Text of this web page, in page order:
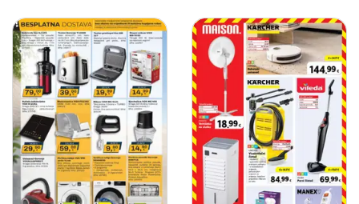
prašinu 600 ml
uključuje 6 nastavaka i
zidni nosač rad baterije
do cca. 45 minuta
vrijeme punjenja do
cca. 4 sata pakiranje